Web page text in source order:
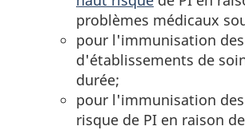
problèmes médicaux
pour l'immunisation
d'établissements de
durée;
pour l'immunisation
risque de PI en raison